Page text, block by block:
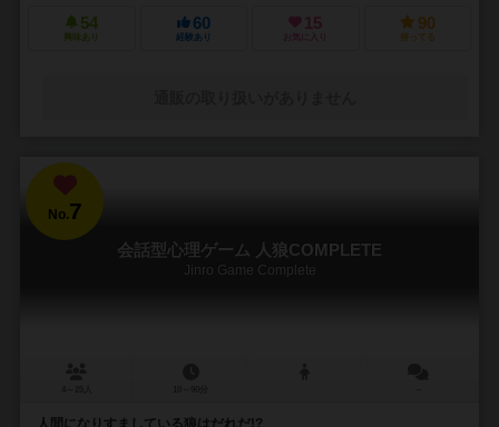
54
興味あり
60
経験あり
15
お気に入り
90
持ってる
No.7
会話型心理ゲーム 人狼COMPLETE
Jinro Game Complete
人間になりすましている狼はだれだ!?